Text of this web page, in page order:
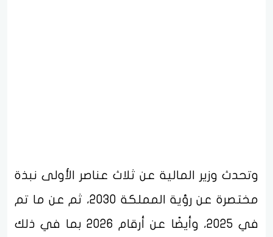
وتحدث وزير المالية عن ثلاث عناصر الأولى نبذة
مختصرة عن رؤية المملكة 2030، ثم عن ما تم
في 2025، وأيضًا عن أرقام 2026 بما في ذلك